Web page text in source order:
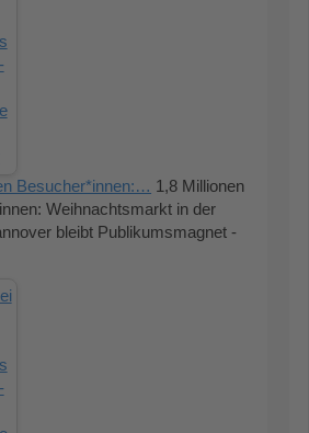
Besucher*innen:… 1,8 Millionen
Weihnachtsmarkt in der
bleibt Publikumsmagnet -